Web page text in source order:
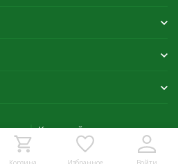
Карта сайта